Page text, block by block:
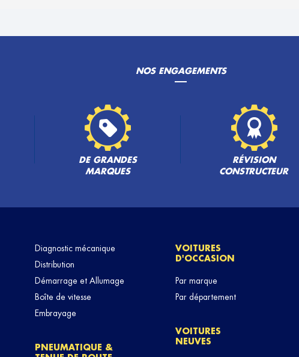
NOS ENGAGEMENTS
DE GRANDES
MARQUES
RÉVISION
CONSTRUCTEUR
Diagnostic mécanique
Distribution
Démarrage et Allumage
Boîte de vitesse
Embrayage
PNEUMATIQUE &
VOITURES
D'OCCASION
Par marque
Par département
VOITURES
NEUVES